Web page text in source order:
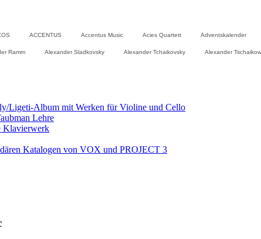
ACCENTUS Accentus Music Acies Quartett Adventskalender
Ramm Alexander Sladkovsky Alexander Tchaikovsky Alexander
Ligeti-Album mit Werken für Violine und Cello
Lehre
Klavierwerk
Katalogen von VOX und PROJECT 3